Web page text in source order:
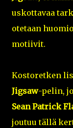
uskottavaa
otetaan
motiivit.
Kostoretken
Jigsaw-pelin,
Sean Patrick
joutuu tällä